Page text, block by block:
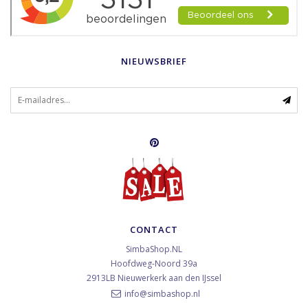
NIEUWSBRIEF
CONTACT
SimbaShop.NL
Hoofdweg-Noord 39a
2913LB Nieuwerkerk aan den IJssel
info@simbashop.nl